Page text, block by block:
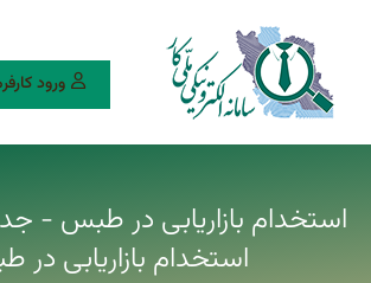
ورود
استخدام بازاریابی در طبس -
استخدام بازاریابی